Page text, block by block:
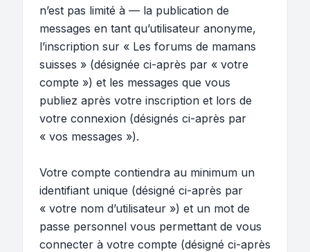
n’est pas limité à — la publication de
messages en tant qu’utilisateur anonyme,
l’inscription sur « Les forums de mamans
suisses » (désignée ci-après par « votre
compte ») et les messages que vous
publiez après votre inscription et lors de
votre connexion (désignés ci-après par
« vos messages »).
Votre compte contiendra au minimum un
identifiant unique (désigné ci-après par
« votre nom d’utilisateur ») et un mot de
passe personnel vous permettant de vous
connecter à votre compte (désigné ci-après